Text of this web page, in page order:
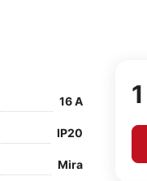
16 А
IP20
Mira